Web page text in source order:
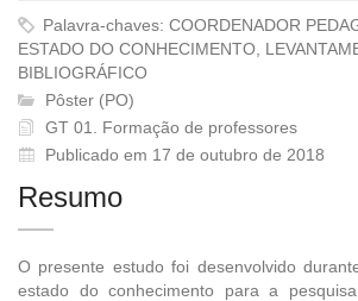
Palavra-chaves: COORDENADOR
ESTADO DO CONHECIMENTO,
BIBLIOGRÁFICO
Pôster (PO)
GT 01. Formação de professores
Publicado em 17 de outubro de 2018
Resumo
O presente estudo foi desenvolvido
estado do conhecimento para a